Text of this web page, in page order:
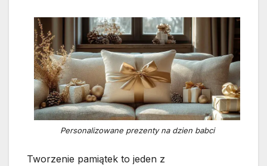
Personalizowane prezenty na dzien babci
Tworzenie pamiątek to jeden z